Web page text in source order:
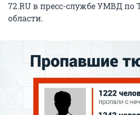
72.RU в пресс-службе УМВД по
области.